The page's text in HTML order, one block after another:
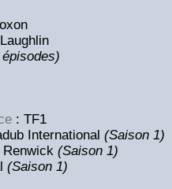
: TF1
International (Saison 1)
(Saison 1)
(Saison 1)